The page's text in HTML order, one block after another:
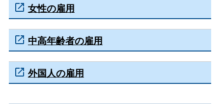
女性の雇用
中高年齢者の雇用
外国人の雇用